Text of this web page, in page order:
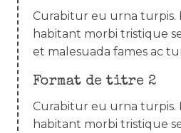
Curabitur eu urna turpis.
habitant morbi tristique
et malesuada fames ac
Format de titre 2
Curabitur eu urna turpis.
habitant morbi tristique